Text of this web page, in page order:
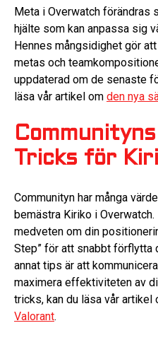
Meta i Overwatch förändras
hjälte som kan anpassa sig
Hennes mångsidighet gör
metas och
uppdaterad om de senaste
läsa vår artikel om den nya
Tricks för
Communityn har många
bemästra Kiriko i
medveten om din
Step” för att snabbt förflytta
annat tips är att
maximera effektiviteten av
tricks, kan du läsa vår artikel
Valorant.